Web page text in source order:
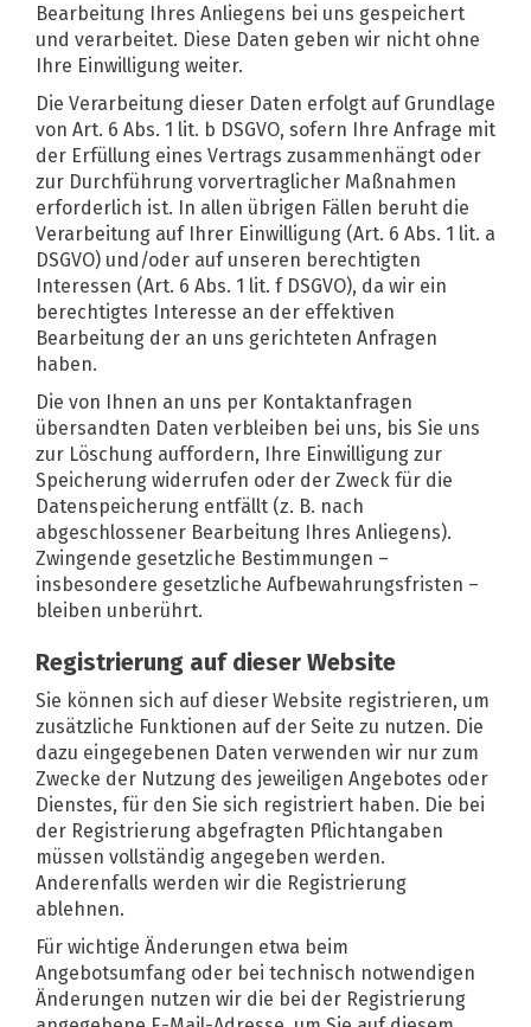
Bearbeitung Ihres Anliegens bei uns gespeichert
und verarbeitet. Diese Daten geben wir nicht ohne
Ihre Einwilligung weiter.
Die Verarbeitung dieser Daten erfolgt auf Grundlage
von Art. 6 Abs. 1 lit. b DSGVO, sofern Ihre Anfrage mit
der Erfüllung eines Vertrags zusammenhängt oder
zur Durchführung vorvertraglicher Maßnahmen
erforderlich ist. In allen übrigen Fällen beruht die
Verarbeitung auf Ihrer Einwilligung (Art. 6 Abs. 1 lit. a
DSGVO) und/oder auf unseren berechtigten
Interessen (Art. 6 Abs. 1 lit. f DSGVO), da wir ein
berechtigtes Interesse an der effektiven
Bearbeitung der an uns gerichteten Anfragen
haben.
Die von Ihnen an uns per Kontaktanfragen
übersandten Daten verbleiben bei uns, bis Sie uns
zur Löschung auffordern, Ihre Einwilligung zur
Speicherung widerrufen oder der Zweck für die
Datenspeicherung entfällt (z. B. nach
abgeschlossener Bearbeitung Ihres Anliegens).
Zwingende gesetzliche Bestimmungen –
insbesondere gesetzliche Aufbewahrungsfristen –
bleiben unberührt.
Registrierung auf dieser Website
Sie können sich auf dieser Website registrieren, um
zusätzliche Funktionen auf der Seite zu nutzen. Die
dazu eingegebenen Daten verwenden wir nur zum
Zwecke der Nutzung des jeweiligen Angebotes oder
Dienstes, für den Sie sich registriert haben. Die bei
der Registrierung abgefragten Pflichtangaben
müssen vollständig angegeben werden.
Anderenfalls werden wir die Registrierung
ablehnen.
Für wichtige Änderungen etwa beim
Angebotsumfang oder bei technisch notwendigen
Änderungen nutzen wir die bei der Registrierung